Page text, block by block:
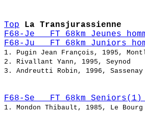
Top
La Transjurassienne
F68-Je   FT 68km Jeunes
F68-Ju   FT 68km Juniors
1. Pugin Jean François,
2. Rivallant Yann,
3. Andreutti Robin,
F68-Se   FT 68km
1. Mondon Thibault, 1985, Le